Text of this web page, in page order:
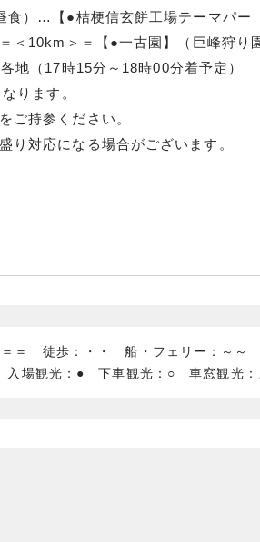
食）…【●桔梗信玄餅工場テーマパー
＜10km＞＝【●一古園】（巨峰狩り
地（17時15分～18時00分着予定）
ります。
ご持参ください。
対応になる場合がございます。
徒歩：・・ 船・フェリー：～～
入場観光：● 下車観光：○ 車窓観光